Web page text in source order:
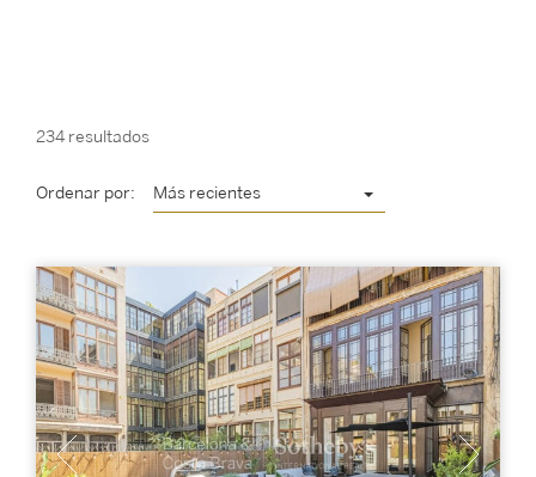
234 resultados
Ordenar por: Más recientes